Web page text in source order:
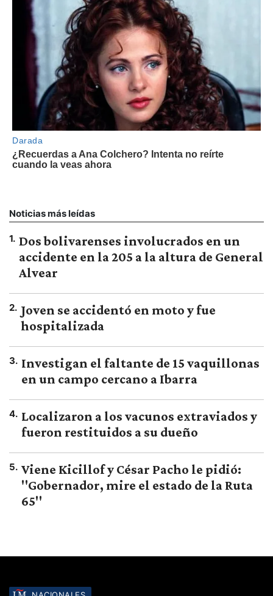
Noticias más leídas
1. Dos bolivarenses involucrados en un
accidente en la 205 a la altura de General
Alvear
2. Joven se accidentó en moto y fue
hospitalizada
3. Investigan el faltante de 15 vaquillonas
en un campo cercano a Ibarra
4. Localizaron a los vacunos extraviados y
fueron restituidos a su dueño
5. Viene Kicillof y César Pacho le pidió:
"Gobernador, mire el estado de la Ruta
65"